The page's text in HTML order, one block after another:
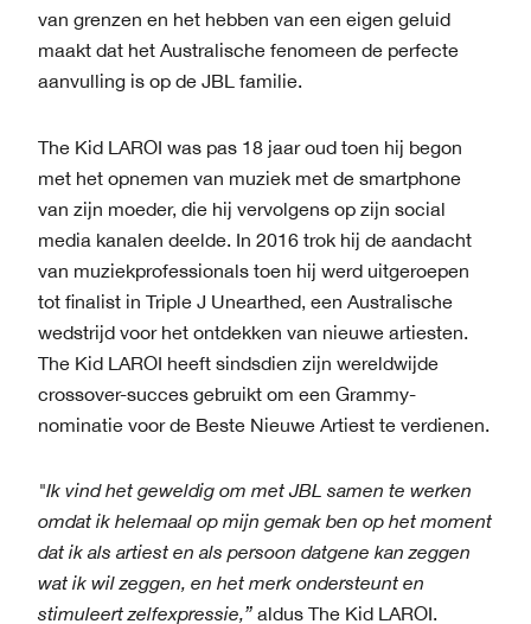
van grenzen en het hebben van een eigen geluid
maakt dat het Australische fenomeen de perfecte
aanvulling is op de JBL familie.
The Kid LAROI was pas 18 jaar oud toen hij begon
met het opnemen van muziek met de smartphone
van zijn moeder, die hij vervolgens op zijn social
media kanalen deelde. In 2016 trok hij de aandacht
van muziekprofessionals toen hij werd uitgeroepen
tot finalist in Triple J Unearthed, een Australische
wedstrijd voor het ontdekken van nieuwe artiesten.
The Kid LAROI heeft sindsdien zijn wereldwijde
crossover-succes gebruikt om een Grammy-
nominatie voor de Beste Nieuwe Artiest te verdienen.
"Ik vind het geweldig om met JBL samen te werken
omdat ik helemaal op mijn gemak ben op het moment
dat ik als artiest en als persoon datgene kan zeggen
wat ik wil zeggen, en het merk ondersteunt en
stimuleert zelfexpressie,” aldus The Kid LAROI.